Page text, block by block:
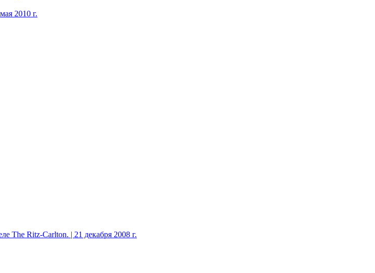
2010 г.
The Ritz-Carlton. | 21 декабря 2008 г.